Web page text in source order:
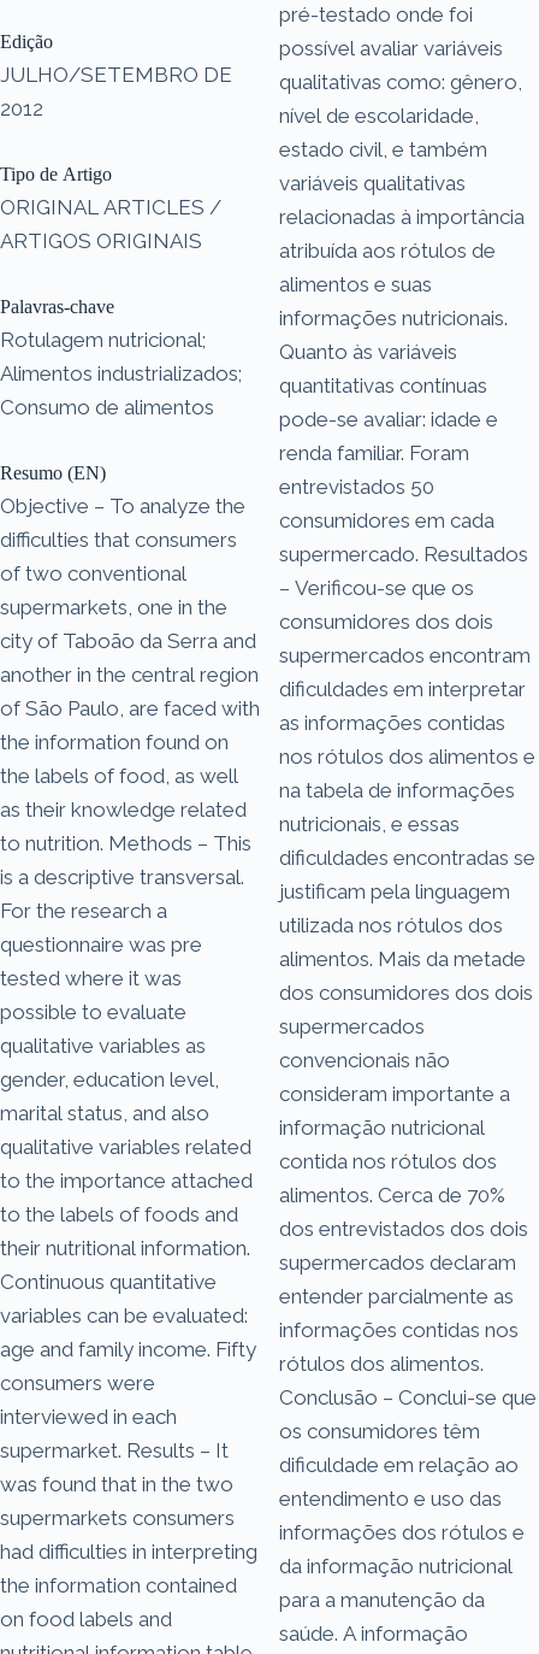
Edição
JULHO/SETEMBRO DE
2012
Tipo de Artigo
ORIGINAL ARTICLES /
ARTIGOS ORIGINAIS
Palavras-chave
Rotulagem nutricional;
Alimentos industrializados;
Consumo de alimentos
Resumo (EN)
Objective – To analyze the
difficulties that consumers
of two conventional
supermarkets, one in the
city of Taboão da Serra and
another in the central region
of São Paulo, are faced with
the information found on
the labels of food, as well
as their knowledge related
to nutrition. Methods – This
is a descriptive transversal.
For the research a
questionnaire was pre
tested where it was
possible to evaluate
qualitative variables as
gender, education level,
marital status, and also
qualitative variables related
to the importance attached
to the labels of foods and
their nutritional information.
Continuous quantitative
variables can be evaluated:
age and family income. Fifty
consumers were
interviewed in each
supermarket. Results – It
was found that in the two
supermarkets consumers
had difficulties in interpreting
the information contained
on food labels and
pré-testado onde foi
possível avaliar variáveis
qualitativas como: gênero,
nível de escolaridade,
estado civil, e também
variáveis qualitativas
relacionadas à importância
atribuída aos rótulos de
alimentos e suas
informações nutricionais.
Quanto às variáveis
quantitativas contínuas
pode-se avaliar: idade e
renda familiar. Foram
entrevistados 50
consumidores em cada
supermercado. Resultados
– Verificou-se que os
consumidores dos dois
supermercados encontram
dificuldades em interpretar
as informações contidas
nos rótulos dos alimentos e
na tabela de informações
nutricionais, e essas
dificuldades encontradas se
justificam pela linguagem
utilizada nos rótulos dos
alimentos. Mais da metade
dos consumidores dos dois
supermercados
convencionais não
consideram importante a
informação nutricional
contida nos rótulos dos
alimentos. Cerca de 70%
dos entrevistados dos dois
supermercados declaram
entender parcialmente as
informações contidas nos
rótulos dos alimentos.
Conclusão – Conclui-se que
os consumidores têm
dificuldade em relação ao
entendimento e uso das
informações dos rótulos e
da informação nutricional
para a manutenção da
saúde. A informação